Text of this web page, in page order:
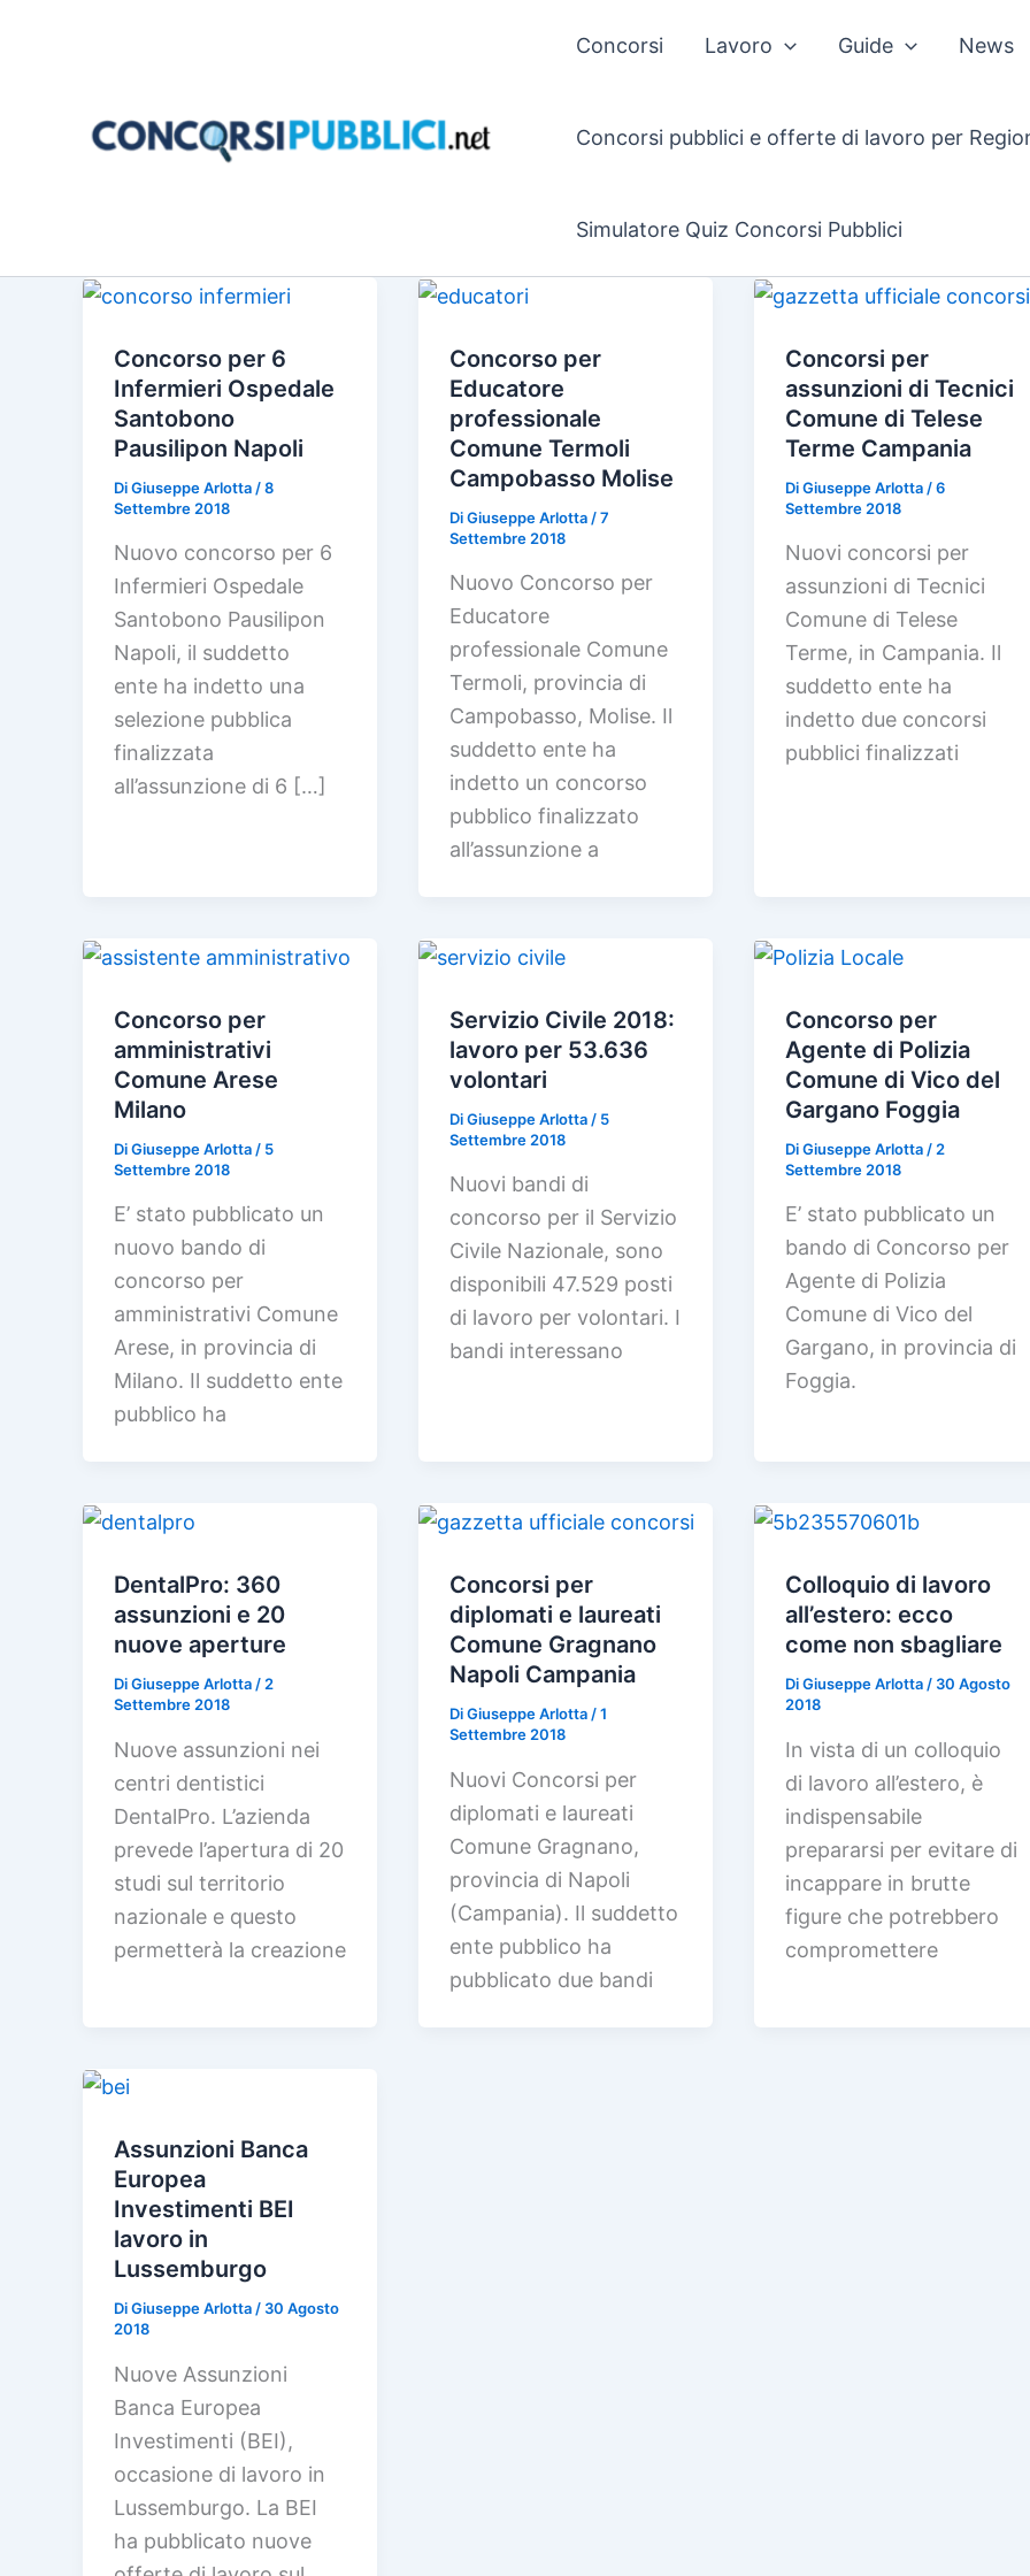
Concorsi Lavoro Guide News
Concorsi pubblici e offerte di lavoro per
Simulatore Quiz Concorsi Pubblici
Concorso per 6
Infermieri Ospedale
Santobono
Pausilipon Napoli
DiGiuseppe Arlotta /8
Settembre 2018
Nuovo concorso per 6
Infermieri Ospedale
Santobono Pausilipon
Napoli, il suddetto
ente ha indetto una
selezione pubblica
finalizzata
all’assunzione di 6 […]
Concorso per
Educatore
professionale
Comune Termoli
Campobasso Molise
DiGiuseppe Arlotta /7
Settembre 2018
Nuovo Concorso per
Educatore
professionale Comune
Termoli, provincia di
Campobasso, Molise. Il
suddetto ente ha
indetto un concorso
pubblico finalizzato
all’assunzione a
Concorsi per
assunzioni di Tecnici
Comune di Telese
Terme Campania
DiGiuseppe Arlotta /6
Settembre 2018
Nuovi concorsi per
assunzioni di Tecnici
Comune di Telese
Terme, in Campania. Il
suddetto ente ha
indetto due concorsi
pubblici finalizzati
Concorso per
amministrativi
Comune Arese
Milano
DiGiuseppe Arlotta / 5
Settembre 2018
E’ stato pubblicato un
nuovo bando di
concorso per
amministrativi Comune
Arese, in provincia di
Milano. Il suddetto ente
pubblico ha
Servizio Civile 2018:
lavoro per 53.636
volontari
DiGiuseppe Arlotta / 5
Settembre 2018
Nuovi bandi di
concorso per il Servizio
Civile Nazionale, sono
disponibili 47.529 posti
di lavoro per volontari. I
bandi interessano
Concorso per
Agente di Polizia
Comune di Vico del
Gargano Foggia
DiGiuseppe Arlotta / 2
Settembre 2018
E’ stato pubblicato un
bando di Concorso per
Agente di Polizia
Comune di Vico del
Gargano, in provincia di
Foggia.
DentalPro: 360
assunzioni e 20
nuove aperture
DiGiuseppe Arlotta / 2
Settembre 2018
Nuove assunzioni nei
centri dentistici
DentalPro. L’azienda
prevede l’apertura di 20
studi sul territorio
nazionale e questo
permetterà la creazione
Concorsi per
diplomati e laureati
Comune Gragnano
Napoli Campania
DiGiuseppe Arlotta /1
Settembre 2018
Nuovi Concorsi per
diplomati e laureati
Comune Gragnano,
provincia di Napoli
(Campania). Il suddetto
ente pubblico ha
pubblicato due bandi
Colloquio di lavoro
all’estero: ecco
come non sbagliare
DiGiuseppe Arlotta / 30 Agosto
2018
In vista di un colloquio
di lavoro all’estero, è
indispensabile
prepararsi per evitare di
incappare in brutte
figure che potrebbero
compromettere
Assunzioni Banca
Europea
Investimenti BEI
lavoro in
Lussemburgo
DiGiuseppe Arlotta / 30 Agosto
2018
Nuove Assunzioni
Banca Europea
Investimenti (BEI),
occasione di lavoro in
Lussemburgo. La BEI
ha pubblicato nuove